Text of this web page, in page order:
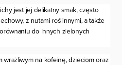
jest jej delikatny smak, często
z nutami roślinnymi, a także
do innych zielonych
na kofeinę, dzieciom oraz